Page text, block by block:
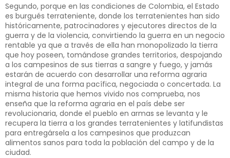
Segundo, porque en las condiciones de Colombia, el Estado
es burgués terrateniente, donde los terratenientes han sido
históricamente, patrocinadores y ejecutores directos de la
guerra y de la violencia, convirtiendo la guerra en un negocio
rentable ya que a través de ella han monopolizado la tierra
que hoy poseen, tomándose grandes territorios, despojando
a los campesinos de sus tierras a sangre y fuego, y jamás
estarán de acuerdo con desarrollar una reforma agraria
integral de una forma pacífica, negociada o concertada. La
misma historia que hemos vivido nos comprueba, nos
enseña que la reforma agraria en el país debe ser
revolucionaria, donde el pueblo en armas se levanta y le
recupera la tierra a los grandes terratenientes y latifundistas
para entregársela a los campesinos que produzcan
alimentos sanos para toda la población del campo y de la
ciudad.